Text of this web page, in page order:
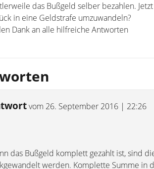
das Bußgeld selber bezahlen.
in eine Geldstrafe umzuwandeln?
Dank an alle hilfreiche Antworten
vom 26. September 2016 | 22:26
das Bußgeld komplett gezahlt ist, sind
werden. Komplette Summe in